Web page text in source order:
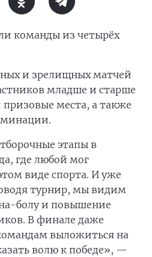
команды из четырёх
и зрелищных матчей
младше и старше
призовые места, а также
этапы в
где любой мог
виде спорта. И уже
турнир, мы видим
болу и повышение
В финале даже
выложиться на
волю к победе», —